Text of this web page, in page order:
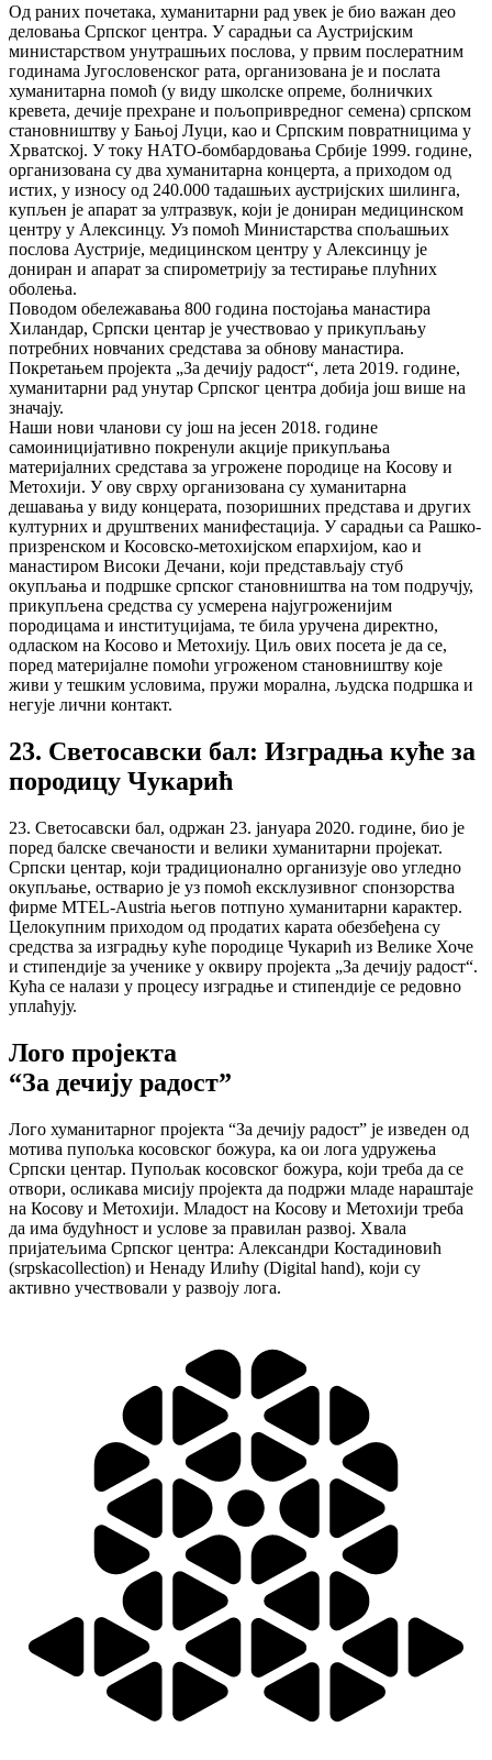
Од раних почетака, хуманитарни рад увек је био важан део
деловања Српског центра. У сарадњи са Аустријским
министарством унутрашњих послова, у првим послератним
годинама Југословенског рата, организована је и послата
хуманитарна помоћ (у виду школске опреме, болничких
кревета, дечије прехране и пољопривредног семена) српском
становништву у Бањој Луци, као и Српским повратницима у
Хрватској. У току НАТО-бомбардовања Србије 1999. године,
организована су два хуманитарна концерта, а приходом од
истих, у износу од 240.000 тадашњих аустријских шилинга,
купљен је апарат за ултразвук, који је дониран медицинском
центру у Алексинцу. Уз помоћ Министарства спољашњих
послова Аустрије, медицинском центру у Алексинцу је
дониран и апарат за спирометрију за тестирање плућних
оболења.
Поводом обележавања 800 година постојања манастира
Хиландар, Српски центар је учествовао у прикупљању
потребних новчаних средстава за обнову манастира.
Покретањем пројекта „За дечију радост“, лета 2019. године,
хуманитарни рад унутар Српског центра добија још више на
значају.
Наши нови чланови су још на јесен 2018. године
самоиницијативно покренули акције прикупљања
материјалних средстава за угрожене породице на Косову и
Метохији. У ову сврху организована су хуманитарна
дешавања у виду концерата, позоришних представа и других
културних и друштвених манифестација. У сарадњи са Рашко-
призренском и Косовско-метохијском епархијом, као и
манастиром Високи Дечани, који представљају стуб
окупљања и подршке српског становништва на том подручју,
прикупљена средства су усмерена најугроженијим
породицама и институцијама, те била уручена директно,
одласком на Косово и Метохију. Циљ ових посета је да се,
поред материјалне помоћи угроженом становништву које
живи у тешким условима, пружи морална, људска подршка и
негује лични контакт.
23. Светосавски бал: Изградња куће за
породицу Чукарић
23. Светосавски бал, одржан 23. јануара 2020. године, био је
поред балске свечаности и велики хуманитарни пројекат.
Српски центар, који традиционално организује ово угледно
окупљање, остварио је уз помоћ ексклузивног спонзорства
фирме MTEL-Austria његов потпуно хуманитарни карактер.
Целокупним приходом од продатих карата обезбеђена су
средства за изградњу куће породице Чукарић из Велике Хоче
и стипендије за ученике у оквиру пројекта „За дечију радост“.
Кућа се налази у процесу изградње и стипендије се редовно
уплаћују.
Лого пројекта
“За дечију радост”
Лого хуманитарног пројекта “За дечију радост” је изведен од
мотива пупољка косовског божура, ка ои лога удружења
Српски центар. Пупољак косовског божура, који треба да се
отвори, осликава мисију пројекта да подржи младе нараштаје
на Косову и Метохији. Младост на Косову и Метохији треба
да има будућност и услове за правилан развој. Хвала
пријатељима Српског центра: Александри Костадиновић
(srpskacollection) и Ненаду Илићу (Digital hand), који су
активно учествовали у развоју лога.